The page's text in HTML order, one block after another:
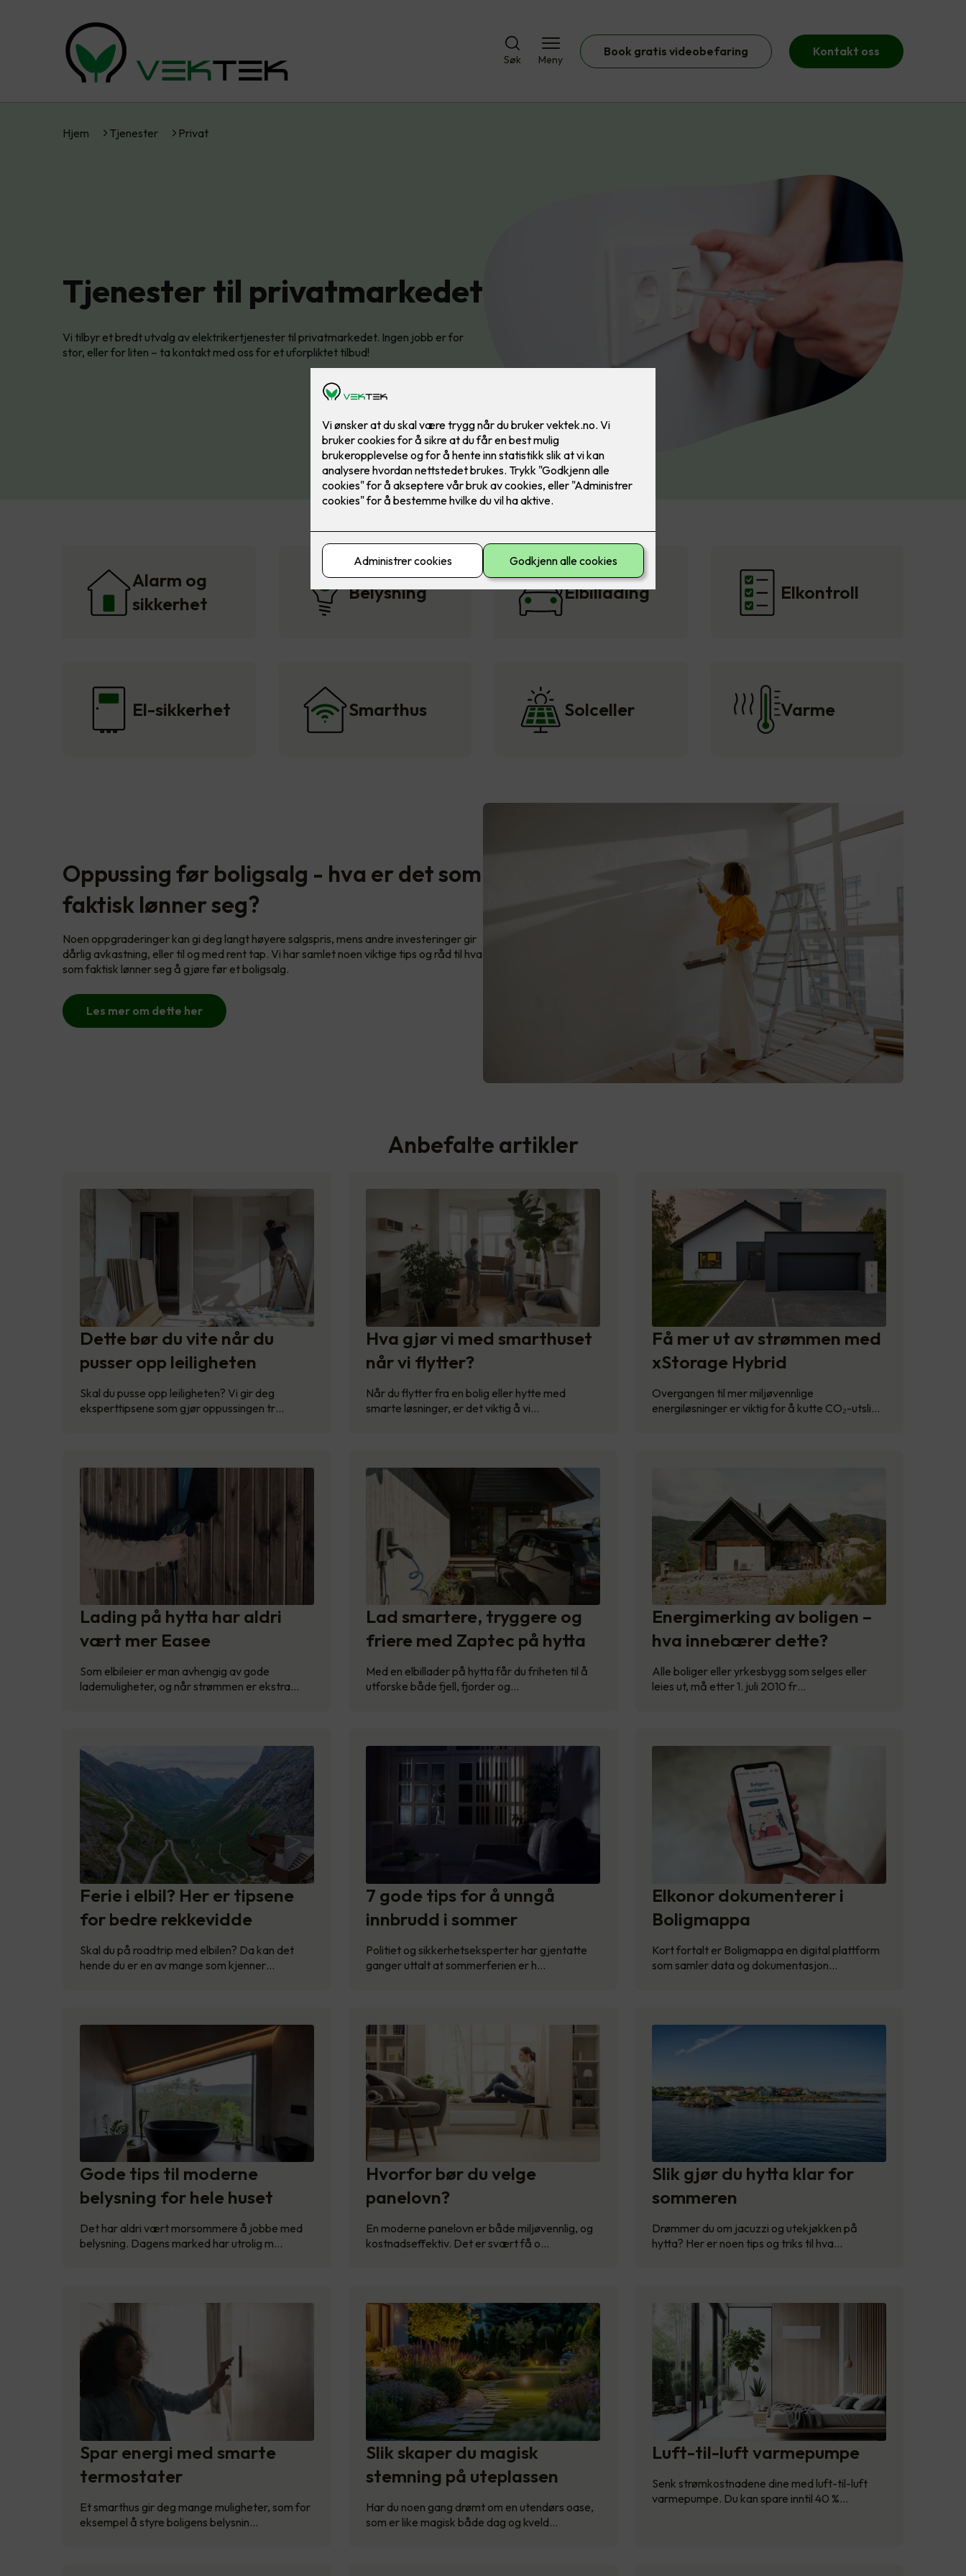
Søk Meny
Book gratis videobefaring Kontakt oss
Hjem Tjenester Privat
Tjenester til privatmarkedet
Vi tilbyr et bredt utvalg av elektrikertjenester til privatmarkedet. Ingen jobb er for
stor, eller for liten – ta kontakt med oss for et uforpliktet tilbud!
Alarm og
sikkerhet
Belysning Elbillading Elkontroll
El-sikkerhet Smarthus Solceller Varme
Oppussing før boligsalg - hva er det som
faktisk lønner seg?
Noen oppgraderinger kan gi deg langt høyere salgspris, mens andre investeringer gir
dårlig avkastning, eller til og med rent tap. Vi har samlet noen viktige tips og råd til hva
som faktisk lønner seg å gjøre før et boligsalg.
Les mer om dette her
Anbefalte artikler
Dette bør du vite når du
pusser opp leiligheten
Skal du pusse opp leiligheten? Vi gir deg
eksperttipsene som gjør oppussingen tr…
Hva gjør vi med smarthuset
når vi flytter?
Når du flytter fra en bolig eller hytte med
smarte løsninger, er det viktig å vi…
Få mer ut av strømmen med
xStorage Hybrid
Overgangen til mer miljøvennlige
energiløsninger er viktig for å kutte CO₂-utsli…
Lading på hytta har aldri
vært mer Easee
Som elbileier er man avhengig av gode
lademuligheter, og når strømmen er ekstra…
Lad smartere, tryggere og
friere med Zaptec på hytta
Med en elbillader på hytta får du friheten til å
utforske både fjell, fjorder og…
Energimerking av boligen –
hva innebærer dette?
Alle boliger eller yrkesbygg som selges eller
leies ut, må etter 1. juli 2010 fr…
Ferie i elbil? Her er tipsene
for bedre rekkevidde
Skal du på roadtrip med elbilen? Da kan det
hende du er en av mange som kjenner…
7 gode tips for å unngå
innbrudd i sommer
Politiet og sikkerhetseksperter har gjentatte
ganger uttalt at sommerferien er h…
Elkonor dokumenterer i
Boligmappa
Kort fortalt er Boligmappa en digital plattform
som samler data og dokumentasjon…
Gode tips til moderne
belysning for hele huset
Det har aldri vært morsommere å jobbe med
belysning. Dagens marked har utrolig m…
Hvorfor bør du velge
panelovn?
En moderne panelovn er både miljøvennlig, og
kostnadseffektiv. Det er svært få o…
Slik gjør du hytta klar for
sommeren
Drømmer du om jacuzzi og utekjøkken på
hytta? Her er noen tips og triks til hva…
Spar energi med smarte
termostater
Et smarthus gir deg mange muligheter, som for
eksempel å styre boligens belysnin…
Slik skaper du magisk
stemning på uteplassen
Har du noen gang drømt om en utendørs oase,
som er like magisk både dag og kveld…
Luft-til-luft varmepumpe
Senk strømkostnadene dine med luft-til-luft
varmepumpe. Du kan spare inntil 40 %…